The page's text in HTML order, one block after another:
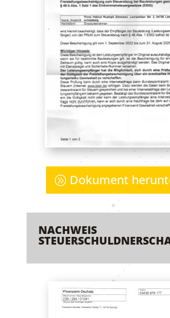
Doku­ment
NACHWEIS